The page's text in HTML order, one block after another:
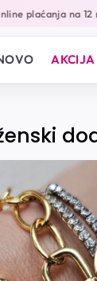
plaćanja na 12
AKCIJA